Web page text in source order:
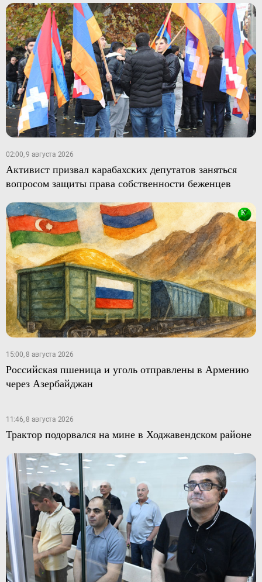
02:00, 9 августа 2026
Активист призвал карабахских депутатов заняться
вопросом защиты права собственности беженцев
15:00, 8 августа 2026
Российская пшеница и уголь отправлены в Армению
через Азербайджан
11:46, 8 августа 2026
Трактор подорвался на мине в Ходжавендском районе